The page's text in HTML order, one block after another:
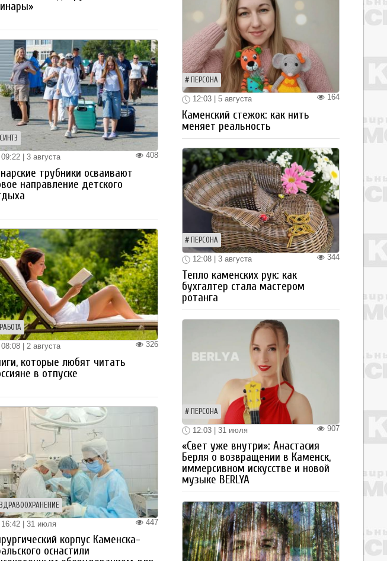
СИНТЗ
408
09:22 | 3 августа
трубники осваивают
направление детского
РАБОТА
326
08:08 | 2 августа
которые любят читать
в отпуске
ЗДРАВООХРАНЕНИЕ
447
16:42 | 31 июля
корпус Каменска-
оснастили
ПЕРСОНА
164
12:03 | 5 августа
Каменский стежок: как нить
меняет реальность
ПЕРСОНА
344
12:08 | 3 августа
Тепло каменских рук: как
бухгалтер стала мастером
ротанга
ПЕРСОНА
907
12:03 | 31 июля
«Свет уже внутри»: Анастасия
Берля о возвращении в Каменск,
иммерсивном искусстве и новой
музыке BERLYA